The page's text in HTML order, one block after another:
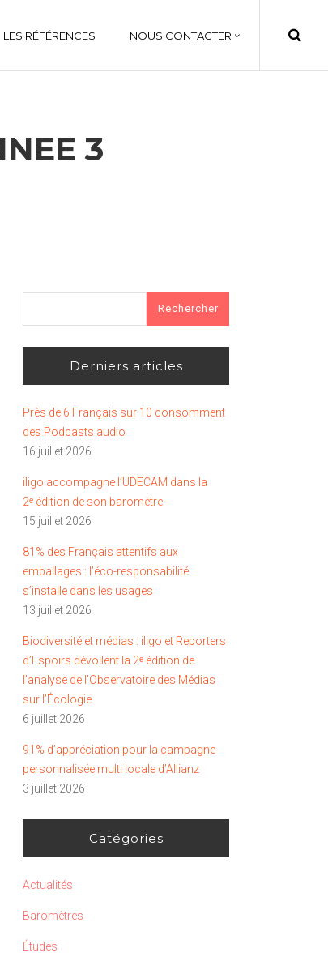
LES RÉFÉRENCES NOUS CONTACTER
3
Derniers articles
Près de 6 Français sur 10 consomment
des Podcasts audio
16 juillet 2026
iligo accompagne l’UDECAM dans la
2ᵉ édition de son baromètre
15 juillet 2026
81% des Français attentifs aux
emballages : l’éco-responsabilité
s’installe dans les usages
13 juillet 2026
Biodiversité et médias : iligo et Reporters
d’Espoirs dévoilent la 2ᵉ édition de
l’analyse de l’Observatoire des Médias
sur l’Écologie
6 juillet 2026
91% d’appréciation pour la campagne
personnalisée multi locale d’Allianz
3 juillet 2026
Catégories
Actualités
Baromètres
Études